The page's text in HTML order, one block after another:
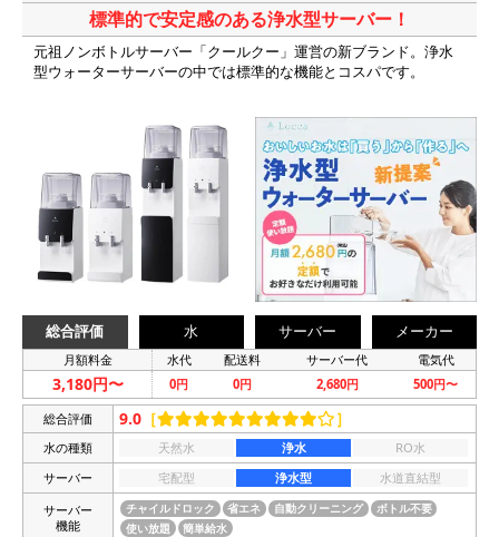
標準的で安定感のある浄水型サーバー！
元祖ノンボトルサーバー「クールクー」運営の新ブランド。浄水
型ウォーターサーバーの中では標準的な機能とコスパです。
総合評価 水 サーバー メーカー
月額料金 水代 配送料 サーバー代 電気代
3,180円〜 0円 0円 2,680円 500円〜
総合評価 9.0 ［ ］
水の種類 天然水 浄水
RO水
サーバー
宅配型 浄水型
水道直結型
サーバー
機能
チャイルドロック 省エネ 自動クリーニング
ボトル不要
使い放題
簡単給水